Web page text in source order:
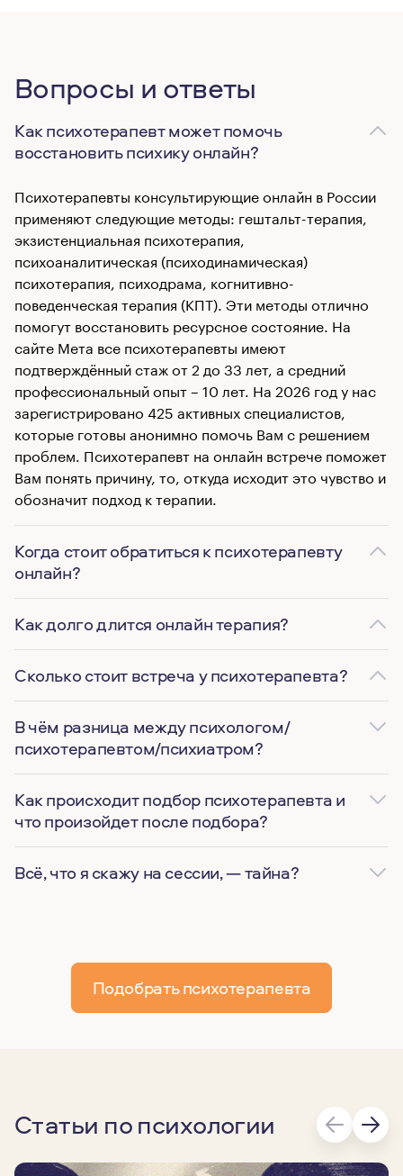
Вопросы и ответы
Как психотерапевт может помочь
восстановить психику онлайн?
Психотерапевты консультирующие онлайн в России
применяют следующие методы: гештальт-терапия,
экзистенциальная психотерапия,
психоаналитическая (психодинамическая)
психотерапия, психодрама, когнитивно-
поведенческая терапия (КПТ). Эти методы отлично
помогут восстановить ресурсное состояние. На
сайте Мета все психотерапевты имеют
подтверждённый стаж от 2 до 33 лет, а средний
профессиональный опыт – 10 лет. На 2026 год у нас
зарегистрировано 425 активных специалистов,
которые готовы анонимно помочь Вам с решением
проблем. Психотерапевт на онлайн встрече поможет
Вам понять причину, то, откуда исходит это чувство и
обозначит подход к терапии.
Когда стоит обратиться к психотерапевту
онлайн?
Как долго длится онлайн терапия?
Сколько стоит встреча у психотерапевта?
В чём разница между психологом/
психотерапевтом/психиатром?
Как происходит подбор психотерапевта и
что произойдет после подбора?
Всё, что я скажу на сессии, — тайна?
Подобрать психотерапевта
Статьи по психологии